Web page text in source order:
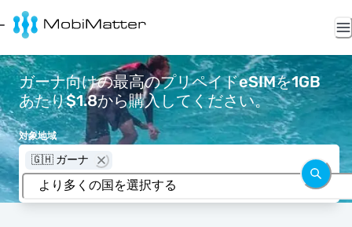
ガーナ向けの最高のプリペイドeSIMを1GB
あたり$1.8から購入してください。
対象地域
🇬🇭 ガーナ